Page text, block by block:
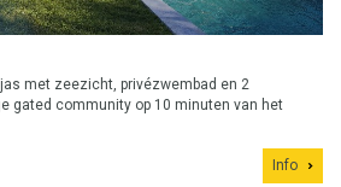
met zeezicht, privézwembad en 2
gated community op 10 minuten van het
Info